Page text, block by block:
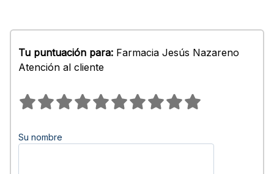
Tu puntuación para: Farmacia Jesús Nazareno
Atención al cliente
Su nombre